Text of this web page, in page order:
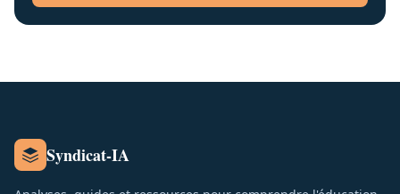
Syndicat-IA